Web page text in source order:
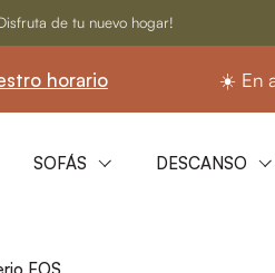
de tu nuevo hogar!
☀️ En
SOFÁS DESCANSO